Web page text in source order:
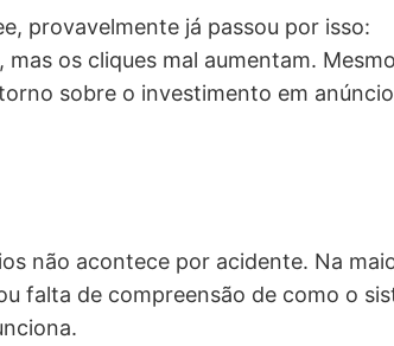
provavelmente já passou por isso:
os cliques mal aumentam. Mesmo
sobre o investimento em
não acontece por acidente. Na
falta de compreensão de como o